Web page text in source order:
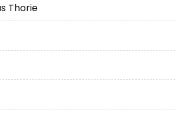
Thorie